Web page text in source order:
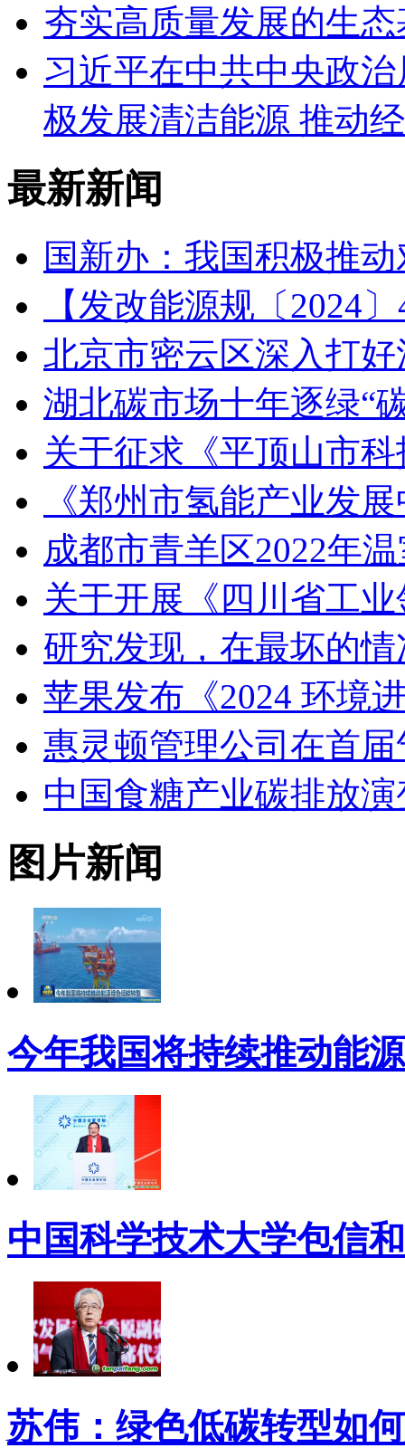
夯实高质量发展的生态
习近平在中共中央政
极发展清洁能源 推动
最新新闻
国新办：我国积极推
【发改能源规〔2024
北京市密云区深入打
湖北碳市场十年逐绿“
关于征求《平顶山市
《郑州市氢能产业发
成都市青羊区2022年
关于开展《四川省工
研究发现，在最坏的
苹果发布《2024 环境
惠灵顿管理公司在首
中国食糖产业碳排放
图片新闻
今年我国将持续推动能
中国科学技术大学包信
苏伟：绿色低碳转型如